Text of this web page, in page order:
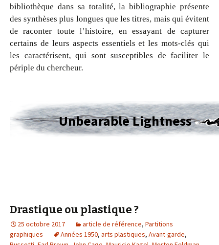
bibliothèque dans sa totalité, la bibliographie présente
des synthèses plus longues que les titres, mais qui évitent
de raconter toute l’histoire, en essayant de capturer
certains de leurs aspects essentiels et les mots-clés qui
les caractérisent, qui sont susceptibles de faciliter le
périple du chercheur.
Unbearable Lightness
Drastique ou plastique ?
25 octobre 2017 article de référence, Partitions
graphiques
Années 1950, arts plastiques, Avant-garde,